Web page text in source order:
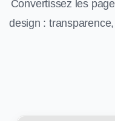
Convertissez les
design :